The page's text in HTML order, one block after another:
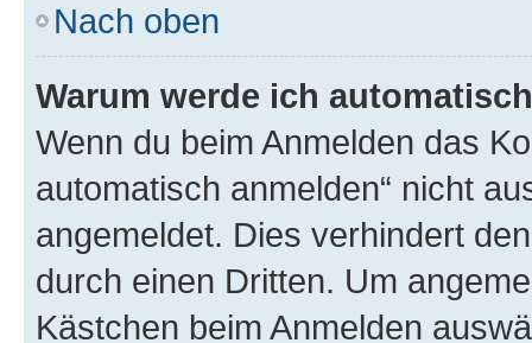
Nach oben
Warum werde ich
Wenn du beim Anmelden das
automatisch anmelden“ nicht
angemeldet. Dies verhindert
durch einen Dritten. Um
Kästchen beim Anmelden